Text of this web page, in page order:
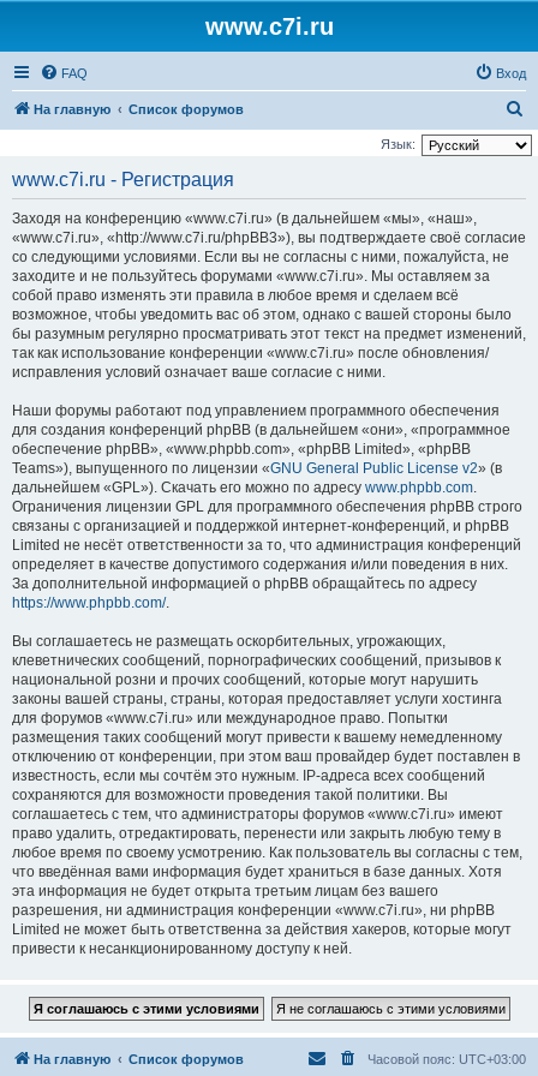
www.c7i.ru
FAQ Вход
На главную Список форумов
о
Язык:
www.c7i.ru - Регистрация
Заходя на конференцию «www.c7i.ru» (в дальнейшем «мы», «наш»,
«www.c7i.ru», «http://www.c7i.ru/phpBB3»), вы подтверждаете своё согласие
со следующими условиями. Если вы не согласны с ними, пожалуйста, не
заходите и не пользуйтесь форумами «www.c7i.ru». Мы оставляем за
собой право изменять эти правила в любое время и сделаем всё
возможное, чтобы уведомить вас об этом, однако с вашей стороны было
бы разумным регулярно просматривать этот текст на предмет изменений,
так как использование конференции «www.c7i.ru» после обновления/
исправления условий означает ваше согласие с ними.
Наши форумы работают под управлением программного обеспечения
для создания конференций phpBB (в дальнейшем «они», «программное
обеспечение phpBB», «www.phpbb.com», «phpBB Limited», «phpBB
Teams»), выпущенного по лицензии «GNU General Public License v2» (в
дальнейшем «GPL»). Скачать его можно по адресу www.phpbb.com.
Ограничения лицензии GPL для программного обеспечения phpBB строго
связаны с организацией и поддержкой интернет-конференций, и phpBB
Limited не несёт ответственности за то, что администрация конференций
определяет в качестве допустимого содержания и/или поведения в них.
За дополнительной информацией о phpBB обращайтесь по адресу
https://www.phpbb.com/.
Вы соглашаетесь не размещать оскорбительных, угрожающих,
клеветнических сообщений, порнографических сообщений, призывов к
национальной розни и прочих сообщений, которые могут нарушить
законы вашей страны, страны, которая предоставляет услуги хостинга
для форумов «www.c7i.ru» или международное право. Попытки
размещения таких сообщений могут привести к вашему немедленному
отключению от конференции, при этом ваш провайдер будет поставлен в
известность, если мы сочтём это нужным. IP-адреса всех сообщений
сохраняются для возможности проведения такой политики. Вы
соглашаетесь с тем, что администраторы форумов «www.c7i.ru» имеют
право удалить, отредактировать, перенести или закрыть любую тему в
любое время по своему усмотрению. Как пользователь вы согласны с тем,
что введённая вами информация будет храниться в базе данных. Хотя
эта информация не будет открыта третьим лицам без вашего
разрешения, ни администрация конференции «www.c7i.ru», ни phpBB
Limited не может быть ответственна за действия хакеров, которые могут
привести к несанкционированному доступу к ней.
На главную Список форумов Часовой пояс: UTC+03:00